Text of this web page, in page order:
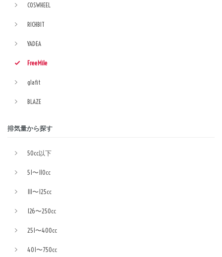
COSWHEEL
RICHBIT
YADEA
FreeMile
glafit
BLAZE
排気量から探す
50cc以下
51〜110cc
111〜125cc
126〜250cc
251〜400cc
401〜750cc